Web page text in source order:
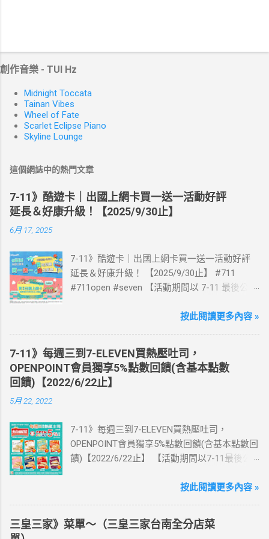
創作音樂 - TUI Hz
Midnight Toccata
Tainan Vibes
Wheel of Fate
Scarlet Eclipse Piano
Skyline Lounge
這個網誌中的熱門文章
7-11》酷遊卡｜出國上網卡買一送一活動好評
延長＆好康升級！【2025/9/30止】
6月 17, 2025
7-11》酷遊卡｜出國上網卡買一送一活動好評
延長＆好康升級！ 【2025/9/30止】 #711
#711open #seven 【活動期間以 7-11 最後公告
國上網卡 方便、快速、享買一送一優惠！ > 實
送王品集團300元即享券。 (出國開通啟用後回
活動網站登錄 【點我登錄】 ) > eSIM出國上網
卡：好康升級！購買eSIM「吃到飽」方案；即
送同天數「吃到飽」方案。 (例：買1張日本5天
來超商買省錢又方便💰 ·活動詳情：好康優惠看
這邊 【點我看好康優惠】 ·eSIM ibon 購買教學
【點我觀看教學】 📲 全球上網首選，速度穩
澳、美國、菲律賓、歐洲、土耳其 熱門地區通
通有 📲 立即取卡免等待超便利 ✈️ 180天彈性開
通不怕過期 🧳 一人買兩人用，享受出國網路自
由~~eSIM吃到飽買一送一 eSIM適用機型： ※
按此閱讀更多內容 »
7-11》每週三到7-ELEVEN買熱壓吐司，
OPENPOINT會員獨享5%點數回饋(含基本點數
回饋)【2022/6/22止】
5月 22, 2022
7-11》每週三到7-ELEVEN買熱壓吐司，
OPENPOINT會員獨享5%點數回饋(含基本點數回
饋)【2022/6/22止】 【活動期間以7-11最後公
111/5/4~6/22 每週三到7-ELEVEN買熱壓吐司
饋) 【販售門市查詢】
https://emap.pcsc.com.tw/emap.aspx# 小編推
按此閱讀更多內容 »
三皇三家》菜單～（三皇三家台南全分店菜